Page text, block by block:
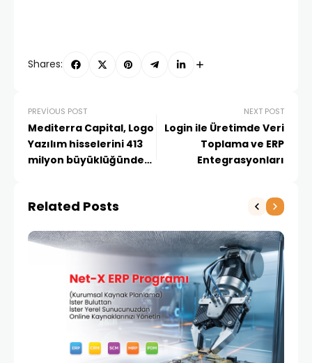
Shares:
PREVIOUS POST
Mediterra Capital, Logo
Yazılım hisselerini 413
milyon büyüklüğündeki
yatırımcılara sattı
NEXT POST
Login ile Üretimde Veri
Toplama ve ERP
Entegrasyonları
Related Posts